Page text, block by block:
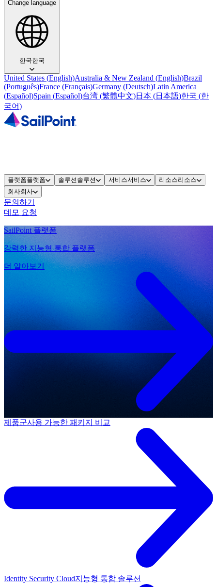
Change language
한국한국
United States (English)Australia & New Zealand (English)Brazil
(Português)France (Français)Germany (Deutsch)Latin America
(Español)Spain (Español)台湾 (繁體中文)日本 (日本語)한국 (한
국어)
플랫폼플랫폼 솔루션 솔루션 서비스서비스 리소스리소스
회사회사
문의하기
데모 요청
SailPoint 플랫폼
강력한 지능형 통합 플랫폼
더 알아보기
제품군사용 가능한 패키지 비교
Identity Security Cloud지능형 통합 솔루션